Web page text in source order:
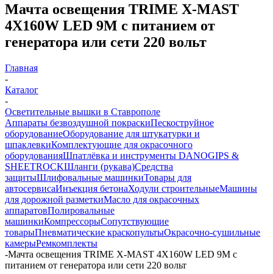
Мачта освещения TRIME X-MAST
4X160W LED 9M с питанием от
генератора или сети 220 вольт
Главная
-
Каталог
-
Осветительные вышки в Ставрополе
Аппараты безвоздушной покраскиПескоструйное
оборудованиеОборудование для штукатурки и
шпаклевкиКомплектующие для окрасочного
оборудованияШпатлёвка и инструменты DANOGIPS &
SHEETROCKШланги (рукава)Средства
защитыШлифовальные машинкиТовары для
автосервисаИнъекция бетонаХодули строительныеМашины
для дорожной разметкиМасло для окрасочных
аппаратовПолировальные
машинкиКомпрессорыСопутствующие
товарыПневматические краскопультыОкрасочно-сушильные
камерыРемкомплекты
-Мачта освещения TRIME X-MAST 4X160W LED 9M с
питанием от генератора или сети 220 вольт